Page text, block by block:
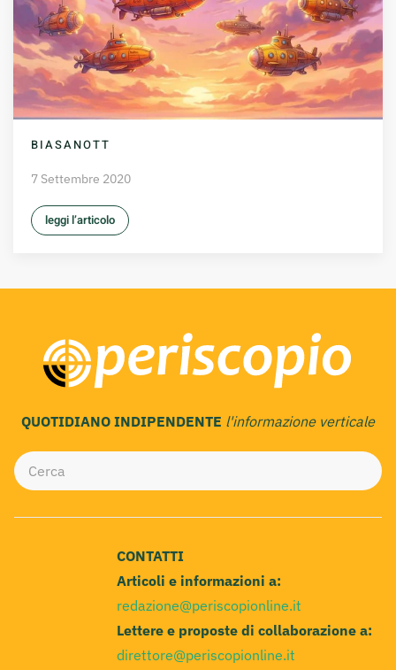
BIASANOTT
7 Settembre 2020
leggi l’articolo
QUOTIDIANO INDIPENDENTE l'informazione verticale
CONTATTI
Articoli e informazioni a:
redazione@periscopionline.it
Lettere e proposte di collaborazione a:
direttore@periscopionline.it